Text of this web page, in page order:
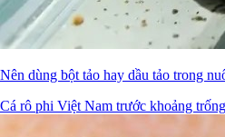
Nên dùng bột tảo hay dầu tảo trong
Cá rô phi Việt Nam trước khoảng